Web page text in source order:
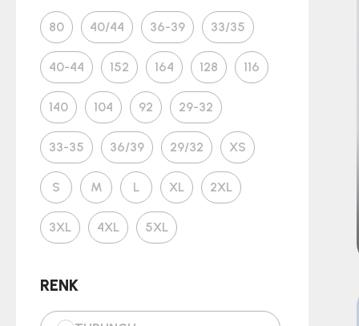
Konç
2025-26 Forma
Seremoni Ceket
Antrenman Şort
Yağmurluk
Kamp Şort
80 40/44 36-39 33/35
40-44 152 164 128 116
140 104 92 29-32
33-35 36/39 29/32 XS
S M L XL 2XL
3XL 4XL 5XL
RENK